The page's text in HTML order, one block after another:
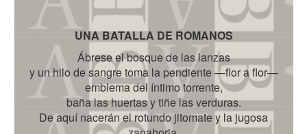
UNA BATALLA DE ROMANOS
Ábrese el bosque de las lanzas
y un hilo de sangre toma la pendiente —flor a flor—
emblema del íntimo torrente,
baña las huertas y tiñe las verduras.
De aquí nacerán el rotundo jitomate y la jugosa